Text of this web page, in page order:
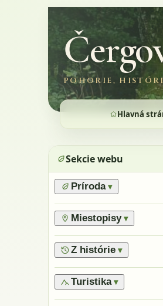
POHORIE,
Hlavná
Sekcie webu
Príroda ▾
›Prírodné pomery
› Lesy
›Flóra
›Výnimočné stromy
Miestopisy ▾
›Prírodné rezervácie
›Vrchy
›Pamiatky
›Skaly, kamene
Z histórie ▾
›Všeobecne
›Obyvatelia
Turistika ▾
›Značené trasy